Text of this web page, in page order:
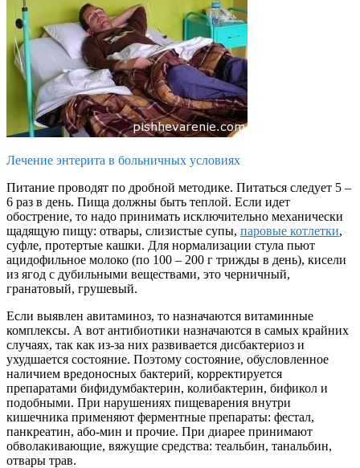
Лечение энтерита в больничных условиях
Питание проводят по дробной методике. Питаться следует 5 –
6 раз в день. Пища должны быть теплой. Если идет
обострение, то надо принимать исключительно механически
щадящую пищу: отвары, слизистые супы, паровые котлетки,
суфле, протертые кашки. Для нормализации стула пьют
ацидофильное молоко (по 100 – 200 г трижды в день), кисели
из ягод с дубильными веществами, это черничный,
гранатовый, грушевый.
Если выявлен авитаминоз, то назначаются витаминные
комплексы. А вот антибиотики назначаются в самых крайних
случаях, так как из-за них развивается дисбактериоз и
ухудшается состояние. Поэтому состояние, обусловленное
наличием вредоносных бактерий, корректируется
препаратами бифидумбактерин, колибактерин, бификол и
подобными. При нарушениях пищеварения внутри
кишечника применяют ферментные препараты: фестал,
панкреатин, або-мин и прочие. При диарее принимают
обволакивающие, вяжущие средства: теальбин, танальбин,
отвары трав.